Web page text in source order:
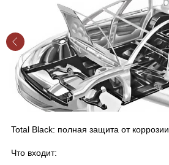
Total Black: полная защита от
Что входит: